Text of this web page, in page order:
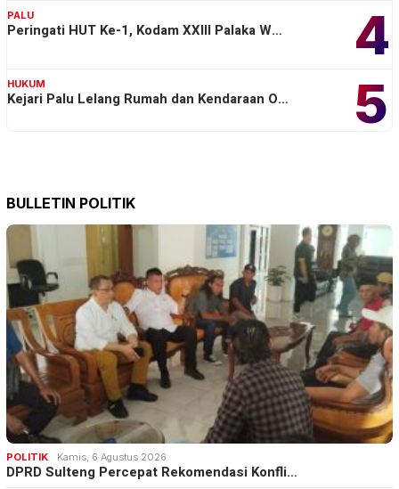
4
PALU
Peringati HUT Ke-1, Kodam XXIII Palaka W…
5
HUKUM
Kejari Palu Lelang Rumah dan Kendaraan O…
BULLETIN POLITIK
POLITIK Kamis, 6 Agustus 2026
DPRD Sulteng Percepat Rekomendasi Konfli…